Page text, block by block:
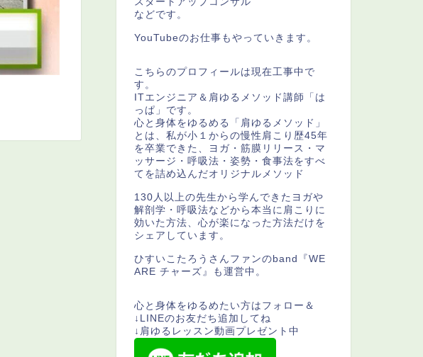
などです。
YouTubeのお仕事もやっていきます。
こちらのプロフィールは現在工事中で
す。
ITエンジニア＆肩ゆるメソッド講師「は
っぱ」です。
心と身体をゆるめる「肩ゆるメソッド」
とは、私が小１からの慢性肩こり歴45年
を卒業できた、ヨガ・筋膜リリース・マ
ッサージ・呼吸法・姿勢・食事法をすべ
てを詰め込んだオリジナルメソッド
130人以上の先生から学んできたヨガや
解剖学・呼吸法などから本当に肩こりに
効いた方法、心が楽になった方法だけを
シェアしています。
ひすいこたろうさんファンのband『WE
ARE チャーズ』も運営中。
心と身体をゆるめたい方はフォロー＆
↓LINEのお友だち追加してね
↓肩ゆるレッスン動画プレゼント中